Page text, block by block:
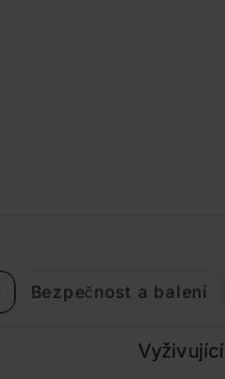
Bezpečnost a balení
Vyživující